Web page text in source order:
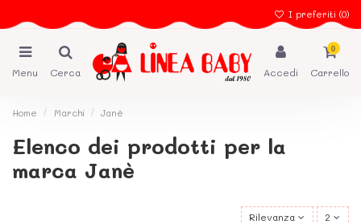
I preferiti (0)
Menu Cerca Accedi
0
Carrello
Home Marchi Janè
Elenco dei prodotti per la
marca Janè
Rilevanza 2